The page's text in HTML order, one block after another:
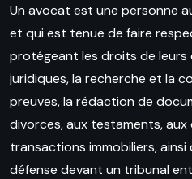
Un avocat est une personne
et qui est tenue de faire
protégeant les droits de leurs
juridiques, la recherche et la
preuves, la rédaction de
divorces, aux testaments,
transactions immobiliers,
défense devant un tribunal